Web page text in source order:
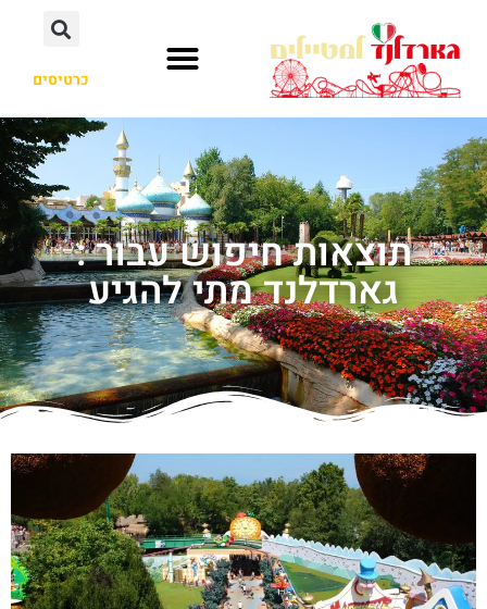
כרטיסים
תוצאות חיפוש עבור :
גארדלנד מתי להגיע